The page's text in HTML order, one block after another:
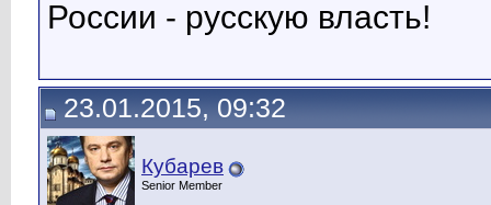
России - русскую власть!
23.01.2015, 09:32
Кубарев
Senior Member